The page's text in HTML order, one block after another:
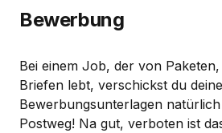
Bewerbung
Bei einem Job, der von
Briefen lebt, verschickst du deine
Bewerbungsunterlagen
Postweg! Na gut, verboten ist